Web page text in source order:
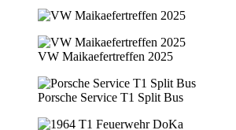
VW Maikaefertreffen 2025
Porsche Service T1 Split Bus